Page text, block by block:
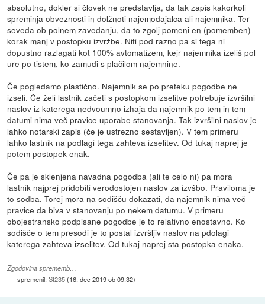
absolutno, dokler si človek ne predstavlja, da tak zapis kakorkoli
spreminja obveznosti in dolžnoti najemodajalca ali najemnika. Ter
seveda ob polnem zavedanju, da to zgolj pomeni en (pomemben)
korak manj v postopku izvržbe. Niti pod razno pa si tega ni
dopustno razlagati kot 100% avtomatizem, kejr najemnika izeliš pol
ure po tistem, ko zamudi s plačilom najemnine.
Če pogledamo plastično. Najemnik se po preteku pogodbe ne
izseli. Če želi lastnik začeti s postopkom izselitve potrebuje izvršilni
naslov iz katerega nedvoumno izhaja da najemnik po tem in tem
datumi nima več pravice uporabe stanovanja. Tak izvršilni naslov je
lahko notarski zapis (če je ustrezno sestavljen). V tem primeru
lahko lastnik na podlagi tega zahteva izselitev. Od tukaj naprej je
potem postopek enak.
Če pa je sklenjena navadna pogodba (ali te celo ni) pa mora
lastnik najprej pridobiti verodostojen naslov za izvšbo. Praviloma je
to sodba. Torej mora na sodišču dokazati, da najemnik nima več
pravice da biva v stanovanju po nekem datumu. V primeru
obojestransko podpisane pogodbe je to relativno enostavno. Ko
sodišče o tem presodi je to postal izvršljiv naslov na pdolagi
katerega zahteva izselitev. Od tukaj naprej sta postopka enaka.
Zgodovina sprememb…
spremenil:St235(16. dec 2019 ob 09:32)